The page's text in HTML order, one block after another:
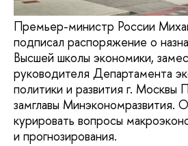
Премьер-министр России
подписал распоряжение о
Высшей школы экономики,
руководителя Департамента
политики и развития г. Москвы
замглавы Минэкономразвития.
курировать вопросы
и прогнозирования.